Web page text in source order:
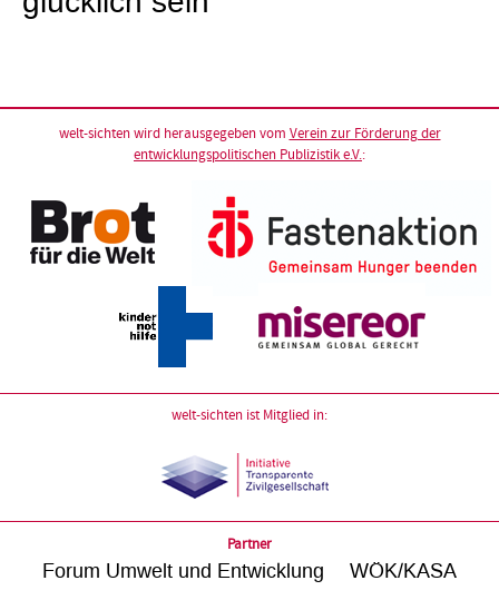
welt-sichten wird herausgegeben vom Verein zur Förderung der
entwicklungspolitischen Publizistik e.V.:
welt-sichten ist Mitglied in:
Partner
Forum Umwelt und Entwicklung WÖK/KASA